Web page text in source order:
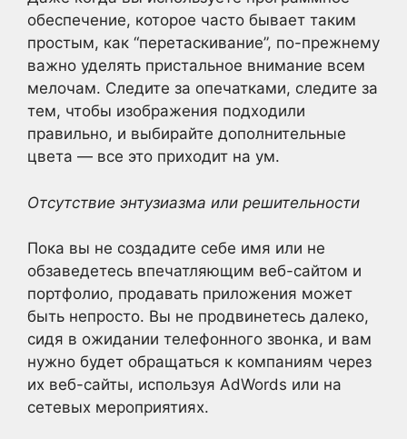
обеспечение, которое часто бывает таким
простым, как “перетаскивание”, по-прежнему
важно уделять пристальное внимание всем
мелочам. Следите за опечатками, следите за
тем, чтобы изображения подходили
правильно, и выбирайте дополнительные
цвета — все это приходит на ум.
Отсутствие энтузиазма или решительности
Пока вы не создадите себе имя или не
обзаведетесь впечатляющим веб-сайтом и
портфолио, продавать приложения может
быть непросто. Вы не продвинетесь далеко,
сидя в ожидании телефонного звонка, и вам
нужно будет обращаться к компаниям через
их веб-сайты, используя AdWords или на
сетевых мероприятиях.